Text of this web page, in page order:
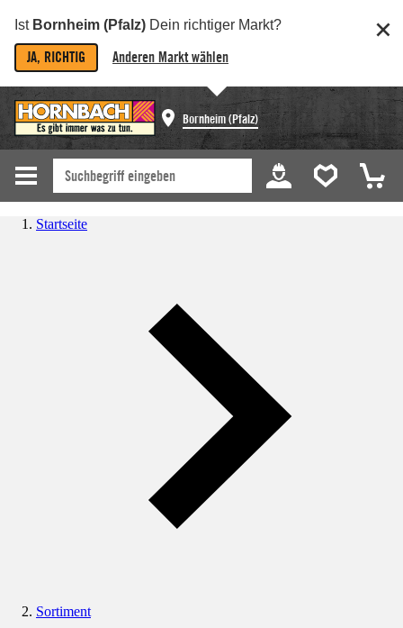
Ist Bornheim (Pfalz) Dein richtiger Markt?
JA, RICHTIG Anderen Markt wählen
Bornheim (Pfalz)
Startseite
Sortiment